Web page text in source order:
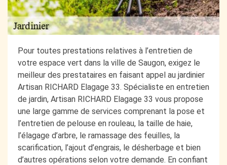
Pour toutes prestations relatives à l’entretien de
votre espace vert dans la ville de Saugon, exigez le
meilleur des prestataires en faisant appel au jardinier
Artisan RICHARD Elagage 33. Spécialiste en entretien
de jardin, Artisan RICHARD Elagage 33 vous propose
une large gamme de services comprenant la pose et
l’entretien de pelouse en rouleau, la taille de haie,
l’élagage d’arbre, le ramassage des feuilles, la
scarification, l’ajout d’engrais, le désherbage et bien
d’autres opérations selon votre demande. En confiant